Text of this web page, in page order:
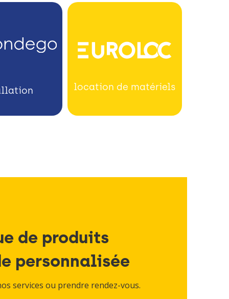
location de matériels
de produits
personnalisée
services ou prendre rendez-vous.